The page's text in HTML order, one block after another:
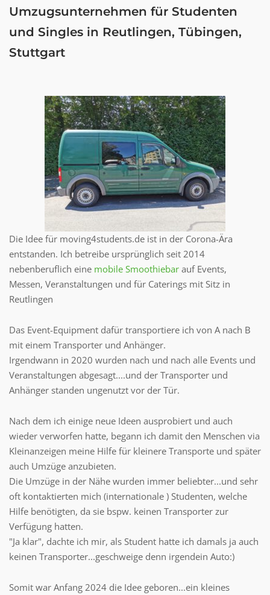
Umzugsunternehmen für Studenten
und Singles in Reutlingen, Tübingen,
Stuttgart
Die Idee für moving4students.de ist in der Corona-Ära
entstanden. Ich betreibe ursprünglich seit 2014
nebenberuflich eine mobile Smoothiebar auf Events,
Messen, Veranstaltungen und für Caterings mit Sitz in
Reutlingen
Das Event-Equipment dafür transportiere ich von A nach B
mit einem Transporter und Anhänger.
Irgendwann in 2020 wurden nach und nach alle Events und
Veranstaltungen abgesagt....und der Transporter und
Anhänger standen ungenutzt vor der Tür.
Nach dem ich einige neue Ideen ausprobiert und auch
wieder verworfen hatte, begann ich damit den Menschen via
Kleinanzeigen meine Hilfe für kleinere Transporte und später
auch Umzüge anzubieten.
Die Umzüge in der Nähe wurden immer beliebter...und sehr
oft kontaktierten mich (internationale ) Studenten, welche
Hilfe benötigten, da sie bspw. keinen Transporter zur
Verfügung hatten.
"Ja klar", dachte ich mir, als Student hatte ich damals ja auch
keinen Transporter...geschweige denn irgendein Auto:)
Somit war Anfang 2024 die Idee geboren...ein kleines